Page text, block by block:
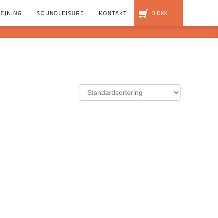
SOUNDLEISURE KONTAKT 0 DKK